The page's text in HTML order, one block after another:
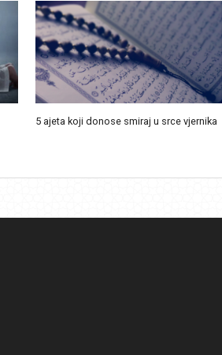
5 ajeta koji donose smiraj u srce vjernika